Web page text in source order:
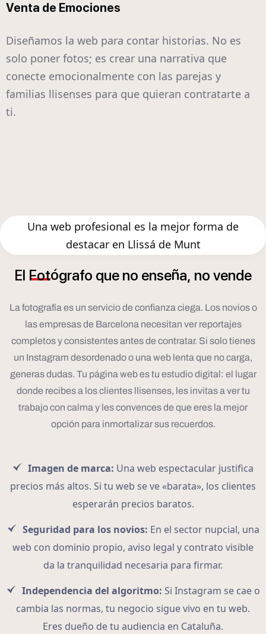
Venta de Emociones
Diseñamos la web para contar historias. No es
solo poner fotos; es crear una narrativa que
conecte emocionalmente con las parejas y
familias llisenses para que quieran contratarte a
ti.
Una web profesional es la mejor forma de
destacar en Llissá de Munt
El Fotógrafo que no enseña, no vende
La fotografía es un servicio de confianza ciega. Los novios o
las empresas de Barcelona necesitan ver reportajes
completos y consistentes antes de contratar. Si solo tienes
un Instagram desordenado o una web lenta que no carga,
generas dudas. Tu página web es tu estudio digital: el lugar
donde recibes a los clientes llisenses, les invitas a ver tu
trabajo con calma y les convences de que eres la mejor
opción para inmortalizar sus recuerdos.
Imagen de marca: Una web espectacular justifica
precios más altos. Si tu web se ve «barata», los clientes
esperarán precios baratos.
Seguridad para los novios: En el sector nupcial, una
web con dominio propio, aviso legal y contrato visible
da la tranquilidad necesaria para firmar.
Independencia del algoritmo: Si Instagram se cae o
cambia las normas, tu negocio sigue vivo en tu web.
Eres dueño de tu audiencia en Cataluña.